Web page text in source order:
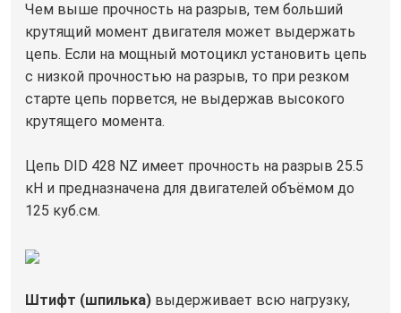
Чем выше прочность на разрыв, тем больший
крутящий момент двигателя может выдержать
цепь. Если на мощный мотоцикл установить цепь
с низкой прочностью на разрыв, то при резком
старте цепь порвется, не выдержав высокого
крутящего момента.
Цепь DID 428 NZ имеет прочность на разрыв 25.5
кН и предназначена для двигателей объёмом до
125 куб.см.
Штифт (шпилька) выдерживает всю нагрузку,